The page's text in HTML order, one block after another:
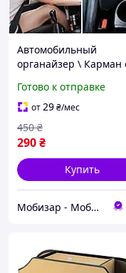
Автомобильный
органайзер \ Карман
дополнительного
Между Сидений \
Органайзер в авто
Готово к отправке
от29₴/мес
290₴
450 ₴
Купить
Мобизар - Мобильный Заряд